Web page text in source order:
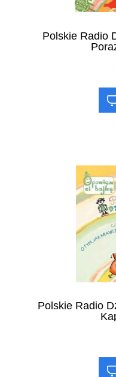
Polskie Radio
Polskie Radio